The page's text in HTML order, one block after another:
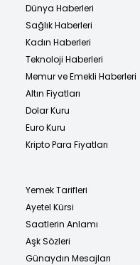
Dünya Haberleri
Sağlık Haberleri
Kadın Haberleri
Teknoloji Haberleri
Memur ve Emekli Haberleri
Altın Fiyatları
Dolar Kuru
Euro Kuru
Kripto Para Fiyatları
Yemek Tarifleri
Ayetel Kürsi
Saatlerin Anlamı
Aşk Sözleri
Günaydın Mesajları